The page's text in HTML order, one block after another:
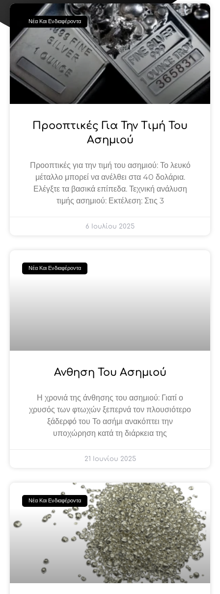
Νέα Και Ενδιαφέροντα
Προοπτικές Για Την Τιμή Του
Ασημιού
Προοπτικές για την τιμή του ασημιού: Το λευκό
μέταλλο μπορεί να ανέλθει στα 40 δολάρια.
Ελέγξτε τα βασικά επίπεδα. Τεχνική ανάλυση
τιμής ασημιού: Εκτέλεση: Στις 3
6 Ιουλίου 2025
Νέα Και Ενδιαφέροντα
Ανθηση Του Ασημιού
Η χρονιά της άνθησης του ασημιού: Γιατί ο
χρυσός των φτωχών ξεπερνά τον πλουσιότερο
ξάδερφό του Το ασήμι ανακόπτει την
υποχώρηση κατά τη διάρκεια της
21 Ιουνίου 2025
Νέα Και Ενδιαφέροντα
Page
PagePagePagePage